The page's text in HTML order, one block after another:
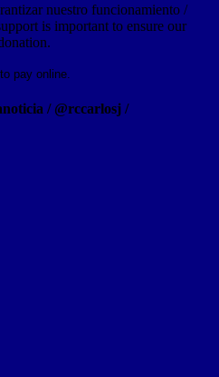
nuestro funcionamiento /
is important to ensure our
/ @rccarlosj /